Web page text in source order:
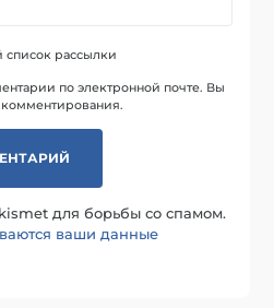
список рассылки
по электронной почте. Вы
комментирования.
для борьбы со спамом.
ваши данные